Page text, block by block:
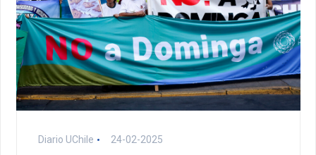
Diario UChile 24-02-2025